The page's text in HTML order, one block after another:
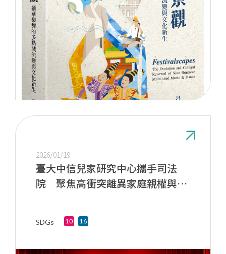
2026/01/19
臺大中信兒家研究中心攜手司法
院 聚焦高衝突離異家庭親權與兒
SDGs